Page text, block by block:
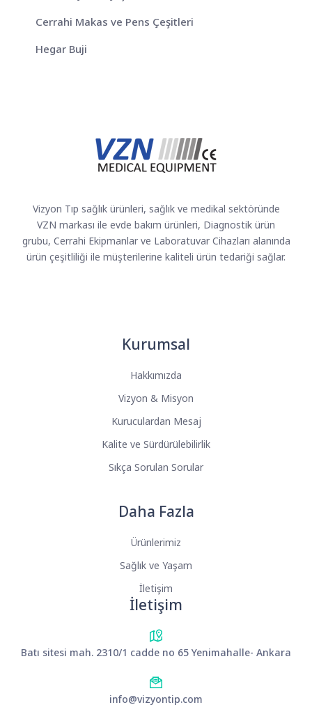
Cerrahi Makas ve Pens Çeşitleri
Hegar Buji
Vizyon Tıp sağlık ürünleri, sağlık ve medikal sektöründe
VZN markası ile evde bakım ürünleri, Diagnostik ürün
grubu, Cerrahi Ekipmanlar ve Laboratuvar Cihazları alanında
ürün çeşitliliği ile müşterilerine kaliteli ürün tedariği sağlar.
Kurumsal
Hakkımızda
Vizyon & Misyon
Kuruculardan Mesaj
Kalite ve Sürdürülebilirlik
Sıkça Sorulan Sorular
Daha Fazla
Ürünlerimiz
Sağlık ve Yaşam
İletişim
İletişim
Batı sitesi mah. 2310/1 cadde no 65 Yenimahalle- Ankara
info@vizyontip.com